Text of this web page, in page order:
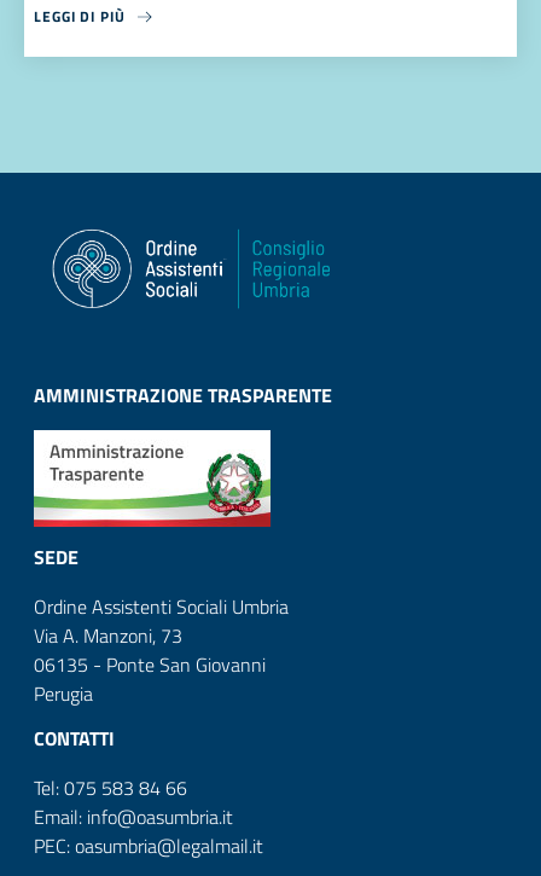
LEGGI DI PIÙ
AMMINISTRAZIONE TRASPARENTE
SEDE
Ordine Assistenti Sociali Umbria
Via A. Manzoni, 73
06135 - Ponte San Giovanni
Perugia
CONTATTI
Tel: 075 583 84 66
Email: info@oasumbria.it
PEC: oasumbria@legalmail.it